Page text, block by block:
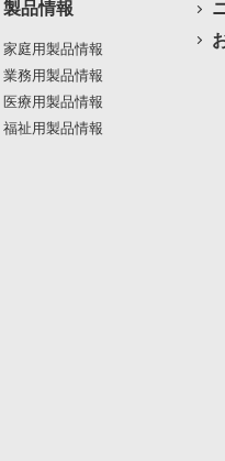
製品情報
家庭用製品情報
業務用製品情報
医療用製品情報
福祉用製品情報